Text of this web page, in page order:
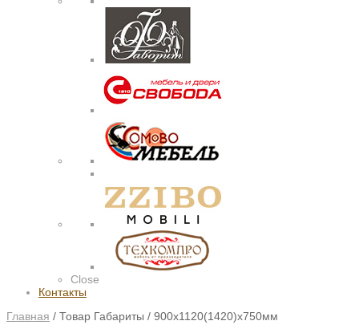
Close
Контакты
Главная / Товар Габариты / 900х1120(1420)х750мм